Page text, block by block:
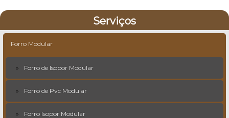
Serviços
Forro Modular
Forro de Isopor Modular
Forro de Pvc Modular
Forro Isopor Modular